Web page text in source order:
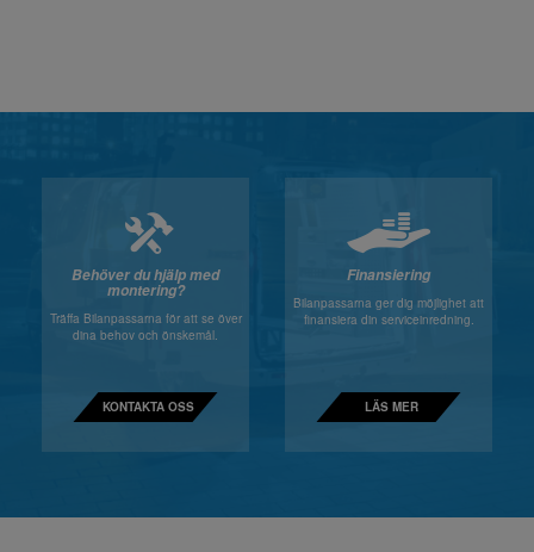
Behöver du hjälp med
montering?
Träffa Bilanpassarna för att se över
dina behov och önskemål.
KONTAKTA OSS
Finansiering
Bilanpassarna ger dig möjlighet att
finansiera din serviceinredning.
LÄS MER